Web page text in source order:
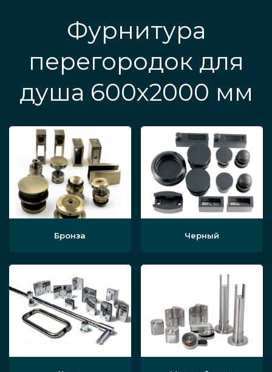
Фурнитура
перегородок для
душа 600х2000 мм
Бронза Черный